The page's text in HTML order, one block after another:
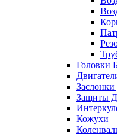
Головки
Защиты
Кожухи